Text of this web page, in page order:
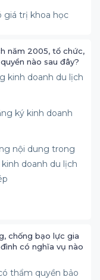
giá trị khoa học
năm 2005, tổ chức,
nào sau đây?
kinh doanh du lịch
ký kinh doanh
nội dung trong
doanh du lịch
chống bạo lực gia
có nghĩa vụ nào
thẩm quyền bảo